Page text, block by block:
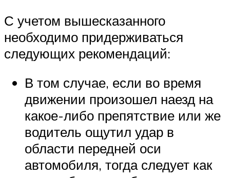
С учетом вышесказанного
необходимо придерживаться
следующих рекомендаций:
В том случае, если во время
движении произошел наезд на
какое-либо препятствие или же
водитель ощутил удар в
области передней оси
автомобиля, тогда следует как